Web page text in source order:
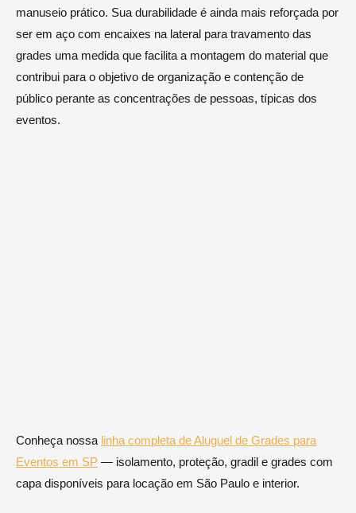
manuseio prático. Sua durabilidade é ainda mais reforçada por
ser em aço com encaixes na lateral para travamento das
grades uma medida que facilita a montagem do material que
contribui para o objetivo de organização e contenção de
público perante as concentrações de pessoas, típicas dos
eventos.
Conheça nossa linha completa de Aluguel de Grades para
Eventos em SP — isolamento, proteção, gradil e grades com
capa disponíveis para locação em São Paulo e interior.